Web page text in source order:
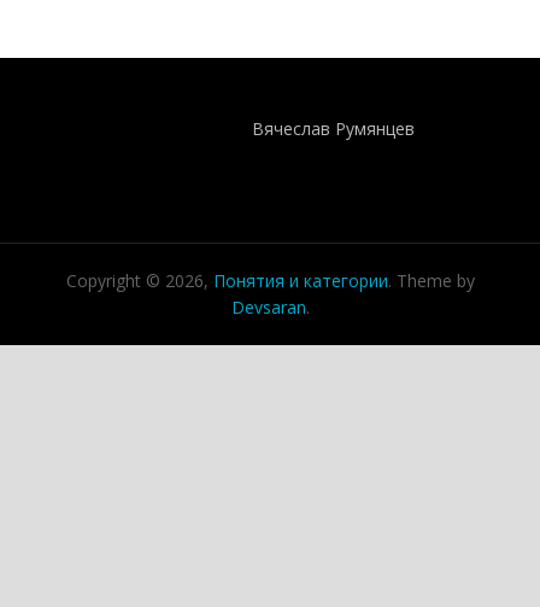
Вячеслав Румянцев
Copyright © 2026, Понятия и категории. Theme by
Devsaran.